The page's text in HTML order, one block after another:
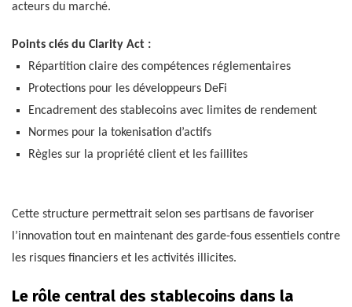
acteurs du marché.
Points clés du Clarity Act :
Répartition claire des compétences réglementaires
Protections pour les développeurs DeFi
Encadrement des stablecoins avec limites de rendement
Normes pour la tokenisation d’actifs
Règles sur la propriété client et les faillites
Cette structure permettrait selon ses partisans de favoriser
l’innovation tout en maintenant des garde-fous essentiels contre
les risques financiers et les activités illicites.
Le rôle central des stablecoins dans la